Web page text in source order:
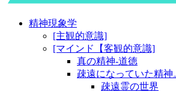
精神現象学
[主観的意識]
[マインド【客観的意識]
真の精神-道徳
疎遠になっていた精神
疎遠霊の世界